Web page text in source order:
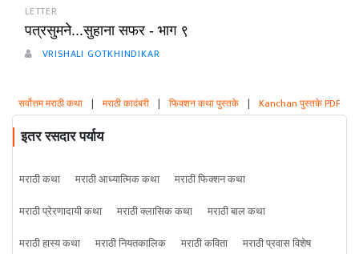
LETTER
पत्रसुमने...सुहाना सफर - भाग ९
VRISHALI GOTKHINDIKAR
सर्वोत्तम मराठी कथा | मराठी कादंबरी | फिक्शन कथा पुस्तके | Kanchan पुस्तके PDF
इतर रसदार पर्याय
मराठी कथा मराठी आध्यात्मिक कथा
मराठी फिक्शन कथा
मराठी प्रेरणादायी कथा
मराठी क्लासिक कथा
मराठी बाल कथा
मराठी हास्य कथा
मराठी नियतकालिक मराठी कविता
मराठी प्रवास विशेष